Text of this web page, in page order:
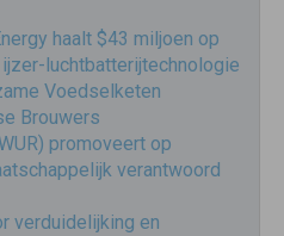
haalt $43 miljoen op
luchtbatterijtechnologie
Voedselketen
Brouwers
promoveert op
verantwoord
verduidelijking en